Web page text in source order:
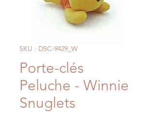
SKU : DSC-9429_W
Porte-clés
Peluche - Winnie
Snuglets